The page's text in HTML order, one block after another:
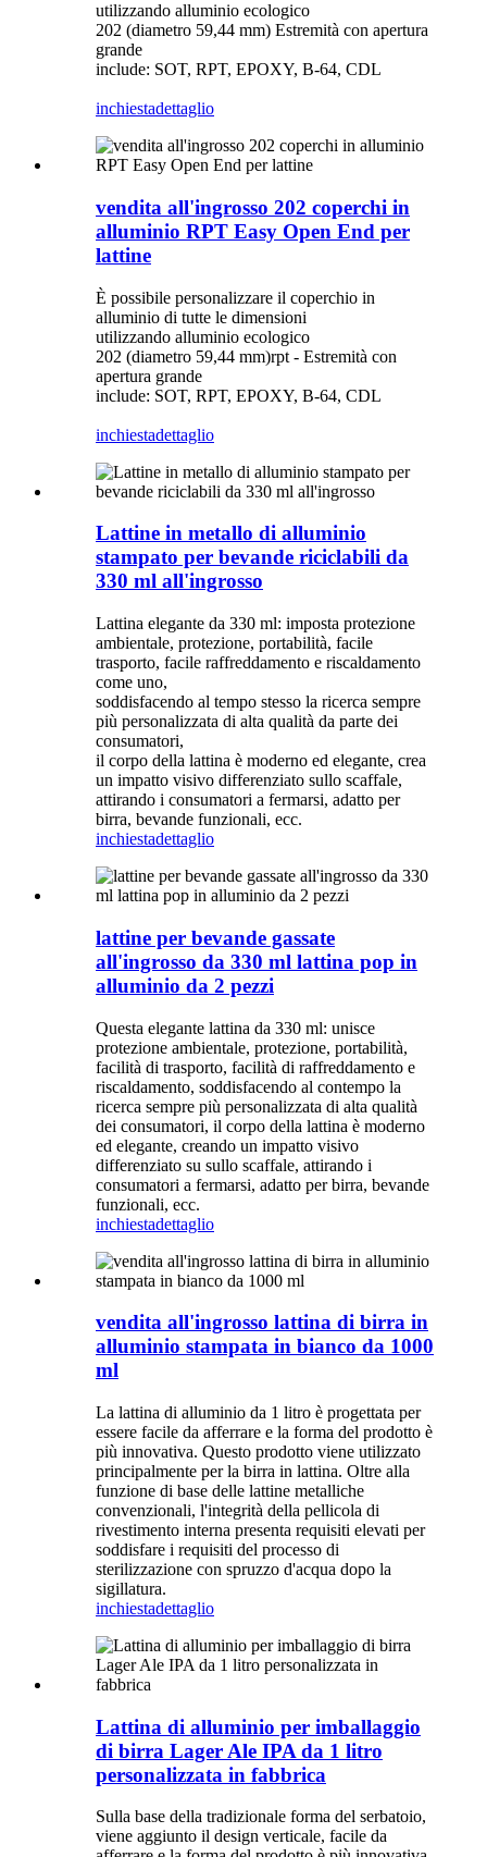
utilizzando alluminio ecologico
202 (diametro 59,44 mm) Estremità con apertura
grande
include: SOT, RPT, EPOXY, B-64, CDL
inchiestadettaglio
vendita all'ingrosso 202 coperchi in
alluminio RPT Easy Open End per
lattine
È possibile personalizzare il coperchio in
alluminio di tutte le dimensioni
utilizzando alluminio ecologico
202 (diametro 59,44 mm)rpt - Estremità con
apertura grande
include: SOT, RPT, EPOXY, B-64, CDL
inchiestadettaglio
Lattine in metallo di alluminio
stampato per bevande riciclabili da
330 ml all'ingrosso
Lattina elegante da 330 ml: imposta protezione
ambientale, protezione, portabilità, facile
trasporto, facile raffreddamento e riscaldamento
come uno,
soddisfacendo al tempo stesso la ricerca sempre
più personalizzata di alta qualità da parte dei
consumatori,
il corpo della lattina è moderno ed elegante, crea
un impatto visivo differenziato sullo scaffale,
attirando i consumatori a fermarsi, adatto per
birra, bevande funzionali, ecc.
inchiestadettaglio
lattine per bevande gassate
all'ingrosso da 330 ml lattina pop in
alluminio da 2 pezzi
Questa elegante lattina da 330 ml: unisce
protezione ambientale, protezione, portabilità,
facilità di trasporto, facilità di raffreddamento e
riscaldamento, soddisfacendo al contempo la
ricerca sempre più personalizzata di alta qualità
dei consumatori, il corpo della lattina è moderno
ed elegante, creando un impatto visivo
differenziato su sullo scaffale, attirando i
consumatori a fermarsi, adatto per birra, bevande
funzionali, ecc.
inchiestadettaglio
vendita all'ingrosso lattina di birra in
alluminio stampata in bianco da 1000
ml
La lattina di alluminio da 1 litro è progettata per
essere facile da afferrare e la forma del prodotto è
più innovativa. Questo prodotto viene utilizzato
principalmente per la birra in lattina. Oltre alla
funzione di base delle lattine metalliche
convenzionali, l'integrità della pellicola di
rivestimento interna presenta requisiti elevati per
soddisfare i requisiti del processo di
sterilizzazione con spruzzo d'acqua dopo la
sigillatura.
inchiestadettaglio
Lattina di alluminio per imballaggio
di birra Lager Ale IPA da 1 litro
personalizzata in fabbrica
Sulla base della tradizionale forma del serbatoio,
viene aggiunto il design verticale, facile da